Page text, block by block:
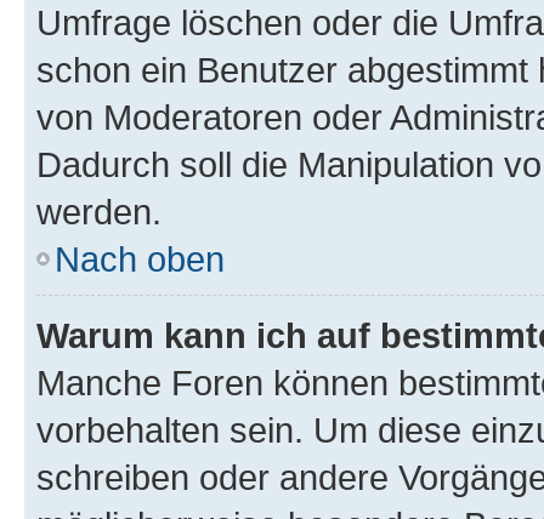
Umfrage löschen oder die
schon ein Benutzer
von Moderatoren oder
Dadurch soll die Manipulation
werden.
Nach oben
Warum kann ich auf
Manche Foren können
vorbehalten sein. Um diese
schreiben oder andere